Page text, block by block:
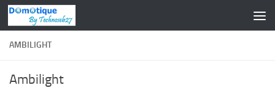
Skip to content
AMBILIGHT
Ambilight